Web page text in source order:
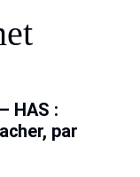
HAS :
par